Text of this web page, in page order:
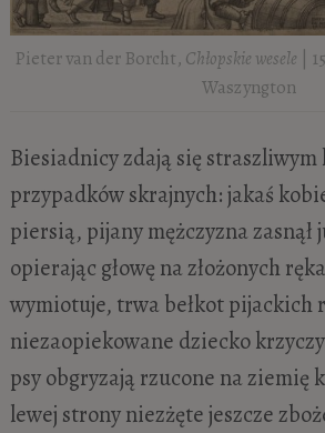
Pieter van der Borcht, Chłopskie wesele |
Waszyngton
Biesiadnicy zdają się
przypadków skrajnych: jakaś
piersią, pijany mężczyzna zasnął
opierając głowę na złożonych
wymiotuje, trwa bełkot pijackich
niezaopiekowane dziecko
psy obgryzają rzucone na ziemię
lewej strony niezżęte jeszcze